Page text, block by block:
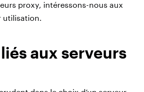
proxy, intéressons-nous aux
utilisation.
aux serveurs